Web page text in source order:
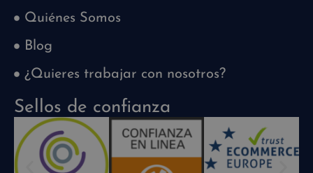
Quiénes Somos
Blog
¿Quieres trabajar con nosotros?
Sellos de confianza